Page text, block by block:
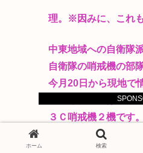
理。※因みに、これ
中東地域への自衛隊
自衛隊の哨戒機の部
今月20日から現地で
派遣されるのは海上
３Ｃ哨戒機２機です。
中東で有事があった
ホーム 検索